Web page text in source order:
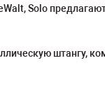
Solo
штангу,